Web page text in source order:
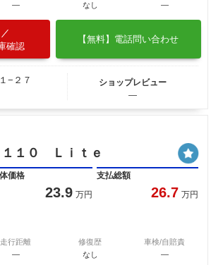
―
なし
―
確認
【無料】電話問い合わせ
−２７
ショップレビュー
―
１１０ Ｌｉｔｅ
価格
23.9 万円
支払総額
26.7 万円
走行距離
―
修復歴
なし
車検/自賠責
―